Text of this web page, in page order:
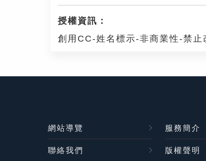
授權資訊：
創用CC-姓名標示-非商業性-禁
網站導覽 服務簡介
聯絡我們 版權聲明